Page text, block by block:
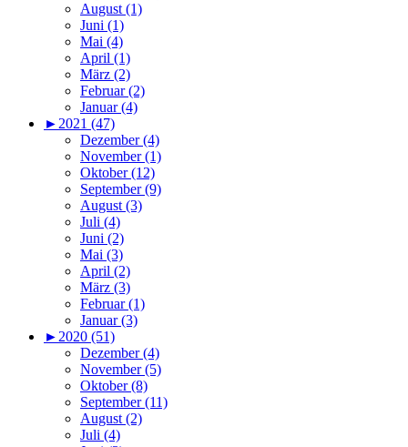
August (1)
Juni (1)
Mai (4)
April (1)
März (2)
Februar (2)
Januar (4)
►2021 (47)
Dezember (4)
November (1)
Oktober (12)
September (9)
August (3)
Juli (4)
Juni (2)
Mai (3)
April (2)
März (3)
Februar (1)
Januar (3)
►2020 (51)
Dezember (4)
November (5)
Oktober (8)
September (11)
August (2)
Juli (4)